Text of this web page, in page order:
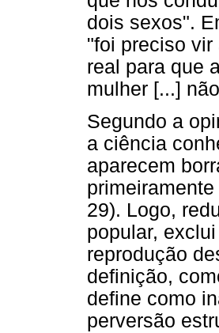
dois sexos".
"foi preciso
real para que
mulher [...]
Segundo a
a ciência
aparecem
29). Logo,
popular,
reprodução
definição,
define como
perversão